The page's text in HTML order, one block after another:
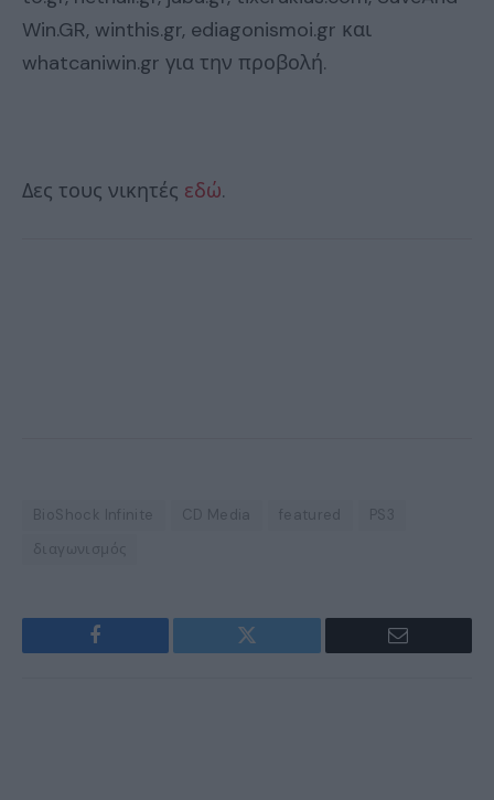
Win.GR, winthis.gr, ediagonismoi.gr και
whatcaniwin.gr για την προβολή.
Δες τους νικητές εδώ.
BioShock Infinite CD Media featured
PS3
διαγωνισμός
Facebook Twitter Email